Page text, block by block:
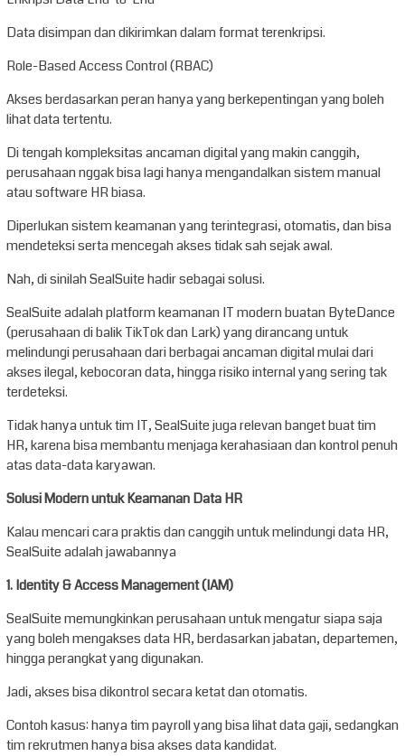
Data disimpan dan dikirimkan dalam format terenkripsi.
Role-Based Access Control (RBAC)
Akses berdasarkan peran hanya yang berkepentingan yang boleh
lihat data tertentu.
Di tengah kompleksitas ancaman digital yang makin canggih,
perusahaan nggak bisa lagi hanya mengandalkan sistem manual
atau software HR biasa.
Diperlukan sistem keamanan yang terintegrasi, otomatis, dan bisa
mendeteksi serta mencegah akses tidak sah sejak awal.
Nah, di sinilah SealSuite hadir sebagai solusi.
SealSuite adalah platform keamanan IT modern buatan ByteDance
(perusahaan di balik TikTok dan Lark) yang dirancang untuk
melindungi perusahaan dari berbagai ancaman digital mulai dari
akses ilegal, kebocoran data, hingga risiko internal yang sering tak
terdeteksi.
Tidak hanya untuk tim IT, SealSuite juga relevan banget buat tim
HR, karena bisa membantu menjaga kerahasiaan dan kontrol penuh
atas data-data karyawan.
Solusi Modern untuk Keamanan Data HR
Kalau mencari cara praktis dan canggih untuk melindungi data HR,
SealSuite adalah jawabannya
1. Identity & Access Management (IAM)
SealSuite memungkinkan perusahaan untuk mengatur siapa saja
yang boleh mengakses data HR, berdasarkan jabatan, departemen,
hingga perangkat yang digunakan.
Jadi, akses bisa dikontrol secara ketat dan otomatis.
Contoh kasus: hanya tim payroll yang bisa lihat data gaji, sedangkan
tim rekrutmen hanya bisa akses data kandidat.